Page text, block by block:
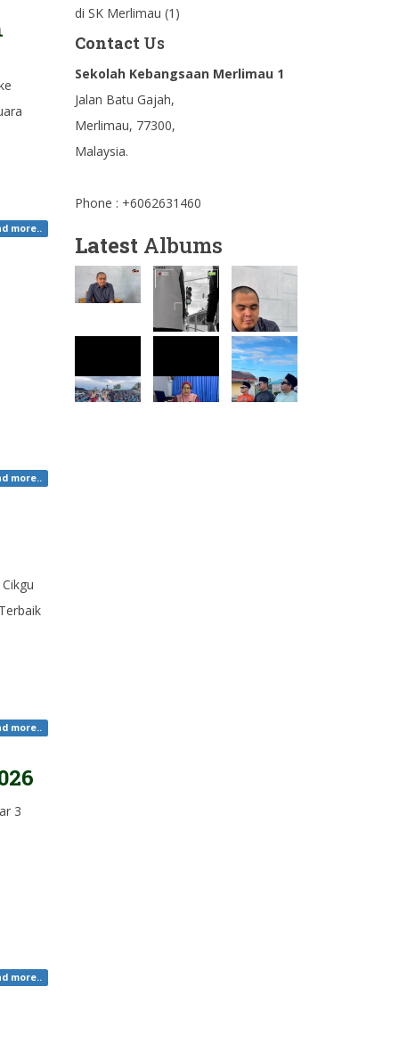
more..
more..
more..
3
more..
di SK Merlimau (1)
ContactUs
Sekolah Kebangsaan Merlimau 1
Jalan Batu Gajah,
Merlimau, 77300,
Malaysia.
Phone : +6062631460
LatestAlbums